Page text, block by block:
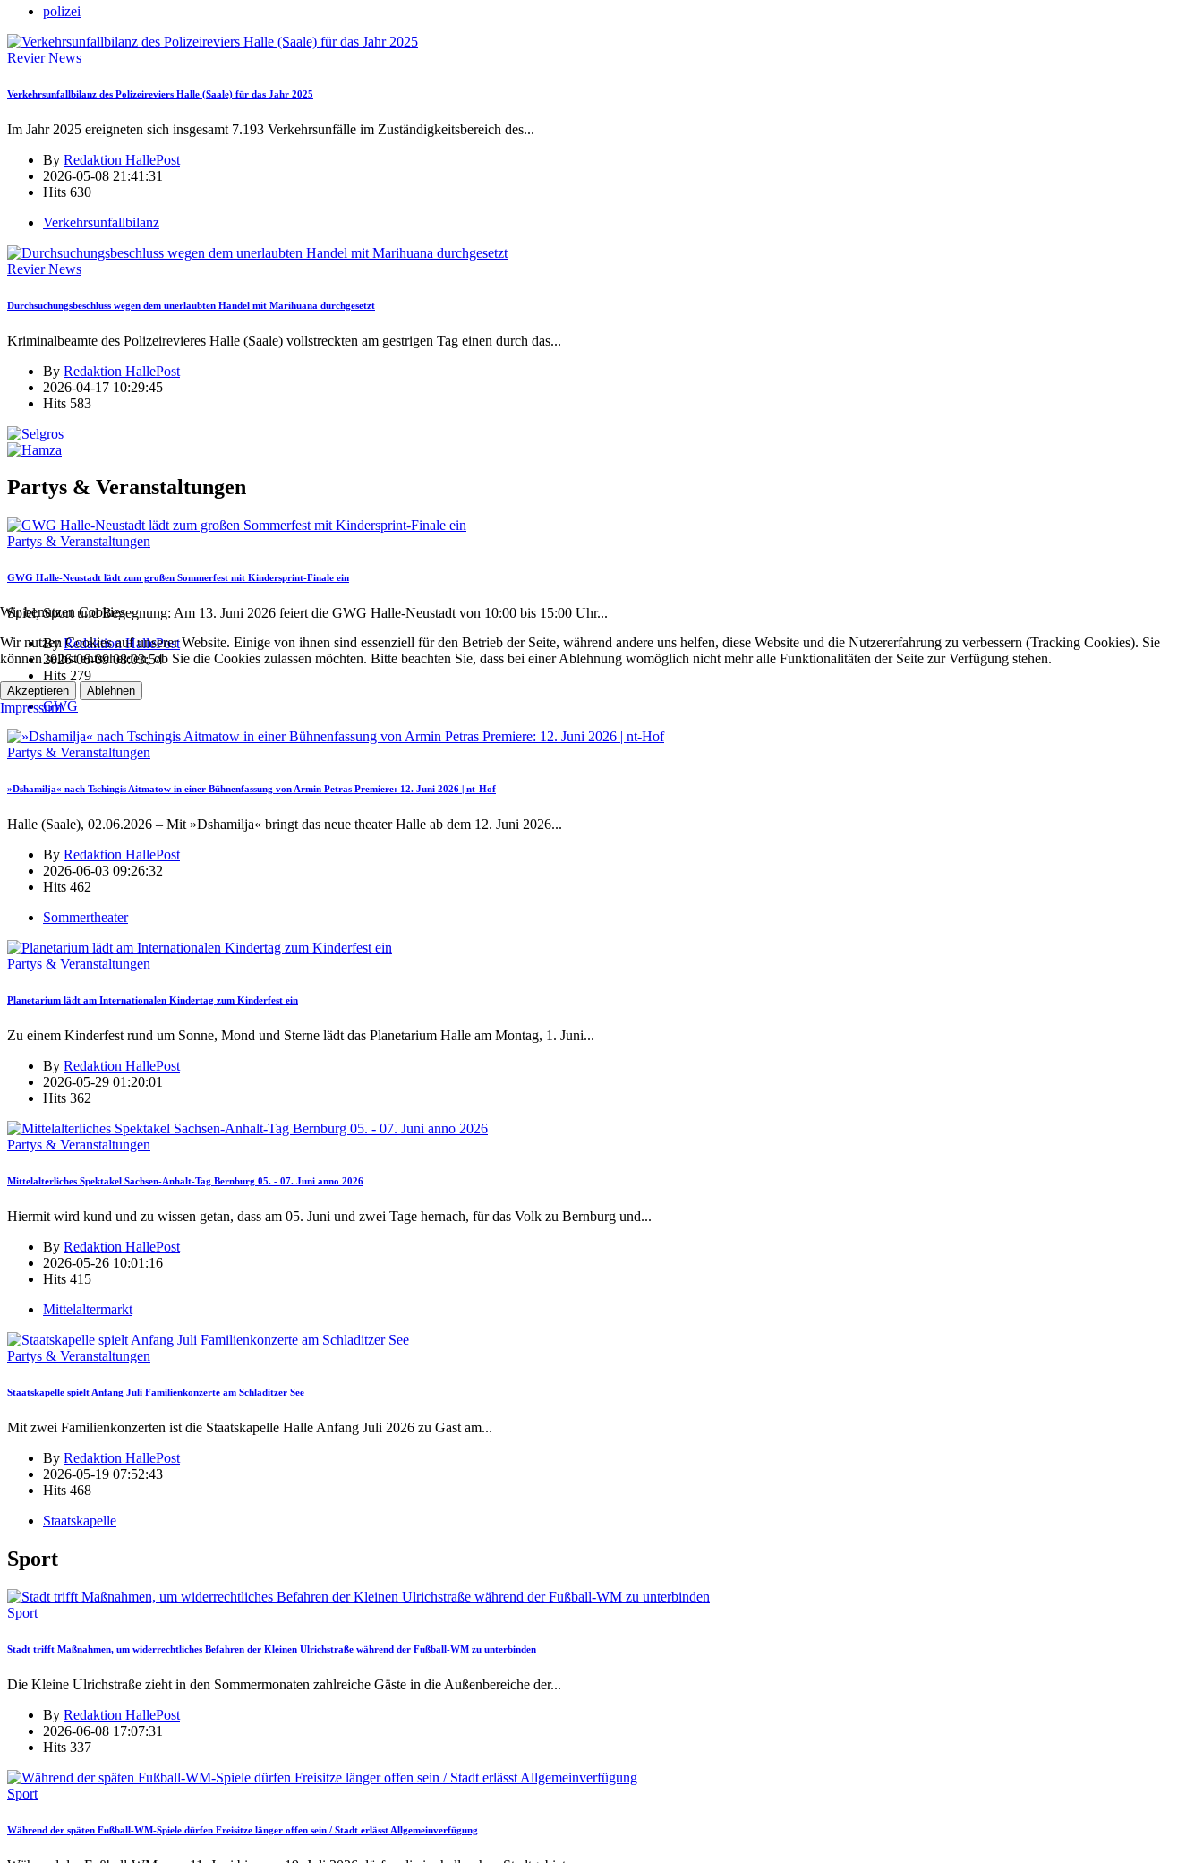
polizei
Revier News
Verkehrsunfallbilanz des Polizeireviers Halle (Saale) für das Jahr 2025
Im Jahr 2025 ereigneten sich insgesamt 7.193 Verkehrsunfälle im Zuständigkeitsbereich des...
By Redaktion HallePost
2026-05-08 21:41:31
Hits 630
Verkehrsunfallbilanz
Revier News
Durchsuchungsbeschluss wegen dem unerlaubten Handel mit Marihuana durchgesetzt
Kriminalbeamte des Polizeirevieres Halle (Saale) vollstreckten am gestrigen Tag einen durch das...
By Redaktion HallePost
2026-04-17 10:29:45
Hits 583
Partys & Veranstaltungen
Partys & Veranstaltungen
GWG Halle-Neustadt lädt zum großen Sommerfest mit Kindersprint-Finale ein
Spiel, Sport und Begegnung: Am 13. Juni 2026 feiert die GWG Halle-Neustadt von 10:00 bis 15:00 Uhr...
ByRedaktion HallePost
2026-06-09 08:03:54
Hits 279
GWG
Partys & Veranstaltungen
»Dshamilja« nach Tschingis Aitmatow in einer Bühnenfassung von Armin Petras Premiere: 12. Juni 2026 | nt-Hof
Halle (Saale), 02.06.2026 – Mit »Dshamilja« bringt das neue theater Halle ab dem 12. Juni 2026...
By Redaktion HallePost
2026-06-03 09:26:32
Hits 462
Sommertheater
Partys & Veranstaltungen
Planetarium lädt am Internationalen Kindertag zum Kinderfest ein
Zu einem Kinderfest rund um Sonne, Mond und Sterne lädt das Planetarium Halle am Montag, 1. Juni...
By Redaktion HallePost
2026-05-29 01:20:01
Hits 362
Partys & Veranstaltungen
Mittelalterliches Spektakel Sachsen-Anhalt-Tag Bernburg 05. - 07. Juni anno 2026
Hiermit wird kund und zu wissen getan, dass am 05. Juni und zwei Tage hernach, für das Volk zu Bernburg und...
By Redaktion HallePost
2026-05-26 10:01:16
Hits 415
Mittelaltermarkt
Partys & Veranstaltungen
Staatskapelle spielt Anfang Juli Familienkonzerte am Schladitzer See
Mit zwei Familienkonzerten ist die Staatskapelle Halle Anfang Juli 2026 zu Gast am...
By Redaktion HallePost
2026-05-19 07:52:43
Hits 468
Staatskapelle
Sport
Sport
Stadt trifft Maßnahmen, um widerrechtliches Befahren der Kleinen Ulrichstraße während der Fußball-WM zu unterbinden
Die Kleine Ulrichstraße zieht in den Sommermonaten zahlreiche Gäste in die Außenbereiche der...
By Redaktion HallePost
2026-06-08 17:07:31
Hits 337
Sport
Während der späten Fußball-WM-Spiele dürfen Freisitze länger offen sein / Stadt erlässt Allgemeinverfügung
Wir benutzen Cookies
Wir nutzen Cookies auf unserer Website. Einige von ihnen sind essenziell für den Betrieb der Seite, während andere uns helfen, diese Website und die Nutzererfahrung zu verbessern (Tracking Cookies). Sie
können selbst entscheiden, ob Sie die Cookies zulassen möchten. Bitte beachten Sie, dass bei einer Ablehnung womöglich nicht mehr alle Funktionalitäten der Seite zur Verfügung stehen.
Akzeptieren Ablehnen
Impressum